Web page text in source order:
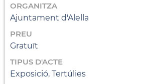
ORGANITZA
Ajuntament d'Alella
PREU
Gratuït
TIPUS D'ACTE
Exposició, Tertúlies